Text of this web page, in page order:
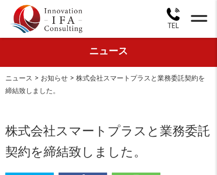
TEL
ニュース
ニュース > お知らせ >株式会社スマートプラスと業務委託契約を
締結致しました。
株式会社スマートプラスと業務委託
契約を締結致しました。